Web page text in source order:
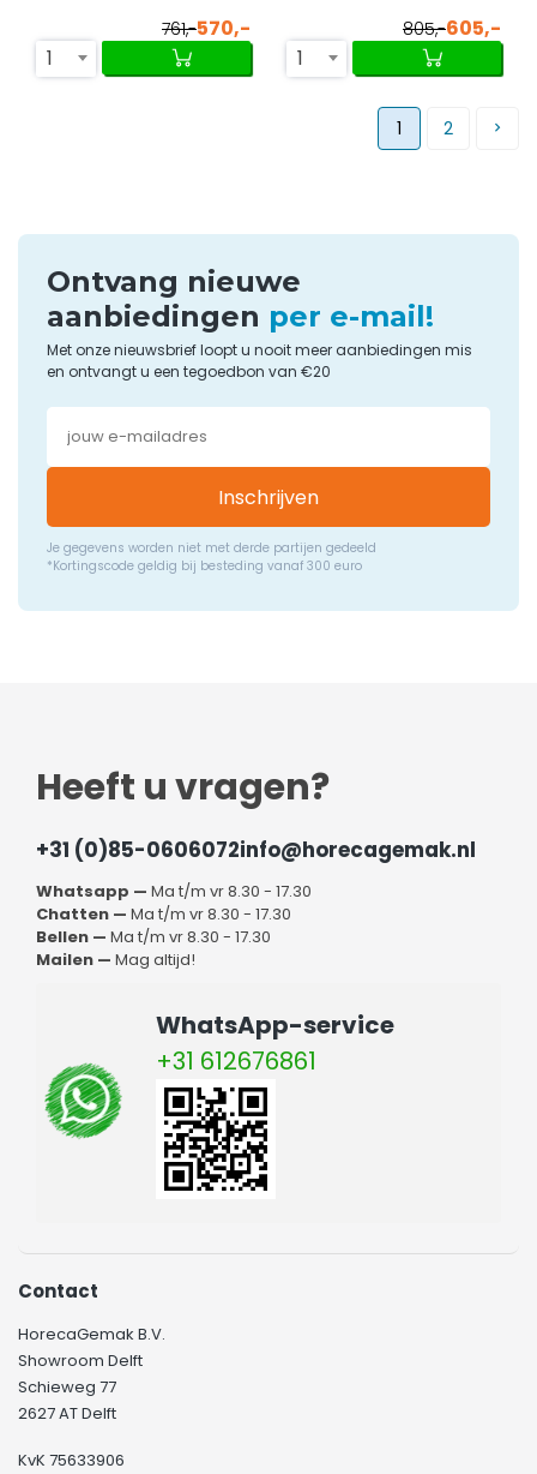
761,-570,-
1
805,-605,-
1
1 2
Ontvang nieuwe
aanbiedingen per e-mail!
Met onze nieuwsbrief loopt u nooit meer aanbiedingen mis
en ontvangt u een tegoedbon van €20
Inschrijven
Je gegevens worden niet met derde partijen gedeeld
*Kortingscode geldig bij besteding vanaf 300 euro
Heeft u vragen?
+31 (0)85-0606072info@horecagemak.nl
Whatsapp — Ma t/m vr 8.30 - 17.30
Chatten — Ma t/m vr 8.30 - 17.30
Bellen — Ma t/m vr 8.30 - 17.30
Mailen — Mag altijd!
WhatsApp-service
+31 612676861
Contact
HorecaGemak B.V.
Showroom Delft
Schieweg 77
2627 AT Delft
KvK 75633906